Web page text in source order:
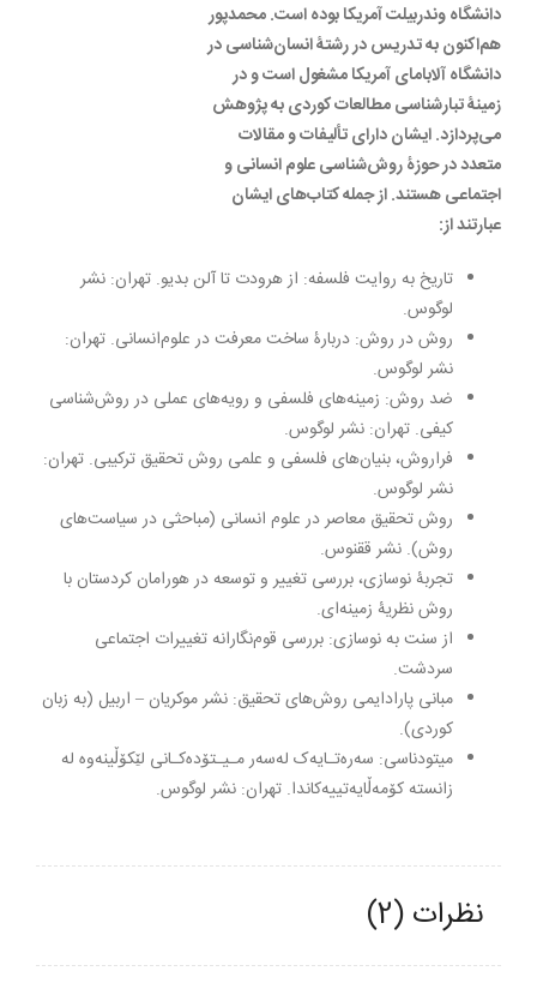
دانشگاه وندربیلت آمریکا بوده است. محمدپور
هم‌اکنون به تدریس در رشتۀ انسان‌شناسی در
دانشگاه آلابامای آمریکا مشغول است و در
زمینۀ تبارشناسی مطالعات کوردی به پژوهش
می‌پردازد. ایشان دارای تألیفات و مقالات
متعدد در حوزۀ روش‌شناسی علوم‌ انسانی و
اجتماعی هستند. از جملە کتاب‌های ایشان
عبارتند از:
تاریخ به روایت فلسفه: از هرودت تا آلن بدیو. تهران: نشر
لوگوس.
روش در روش: دربارۀ ساخت معرفت در علوم‌انسانی. تهران:
نشر لوگوس.
ضد روش: زمینه‌های فلسفی و رویه‌های عملی در روش‌شناسی
کیفی. تهران: نشر لوگوس.
فراروش، بنیان‌های فلسفی و علمی روش تحقیق ترکیبی. تهران:
نشر لوگوس.
روش تحقیق معاصر در علوم انسانی (مباحثی در سیاست‌های
روش). نشر ققنوس.
تجربۀ نوسازی، بررسی تغییر و توسعه در هورامان کردستان با
روش نظریۀ زمینه‌ای.
از سنت بە نوسازی: بررسی قوم‌نگارانە تغییرات اجتماعی
سردشت.
مبانی پارادایمی روش‌های تحقیق: نشر موکریان – اربیل (به زبان
کوردی).
میتودناسی: سەرەتـایەک لەسەر مـیـتۆدەکـانی لێکۆڵینەوە له‌
زانسته‌ کۆمەڵایەتییەکاندا. تهران: نشر لوگوس.
نظرات (2)